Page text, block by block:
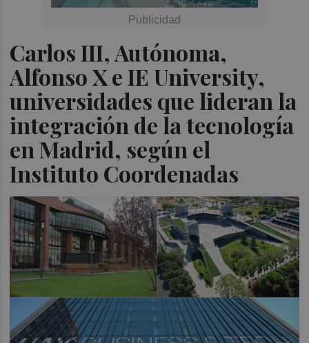
Carlos III, Autónoma,
Alfonso X e IE University,
universidades que lideran la
integración de la tecnología
en Madrid, según el
Instituto Coordenadas